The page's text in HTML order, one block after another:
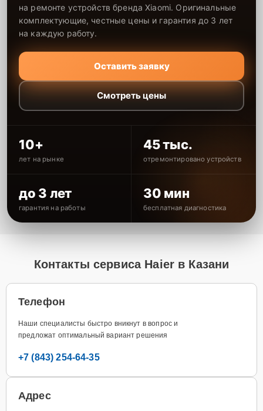
на ремонте устройств бренда Xiaomi. Оригинальные
комплектующие, честные цены и гарантия до 3 лет
на каждую работу.
Оставить заявку
Смотреть цены
10+
лет на рынке
45 тыс.
отремонтировано устройств
до 3 лет
гарантия на работы
30 мин
бесплатная диагностика
Контакты сервиса Haier в Казани
Телефон
Наши специалисты быстро вникнут в вопрос и
предложат оптимальный вариант решения
+7 (843) 254-64-35
Адрес